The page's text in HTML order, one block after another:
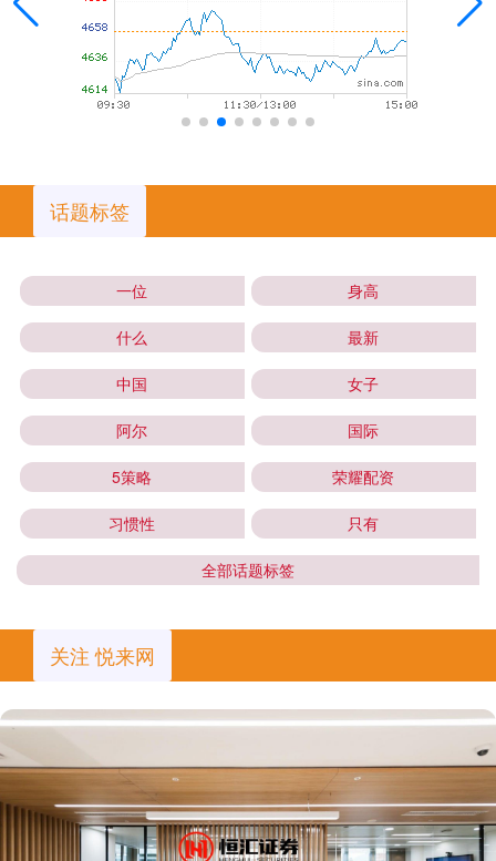
话题标签
一位 身高
什么 最新
中国 女子
阿尔 国际
5策略 荣耀配资
习惯性 只有
全部话题标签
关注 悦来网